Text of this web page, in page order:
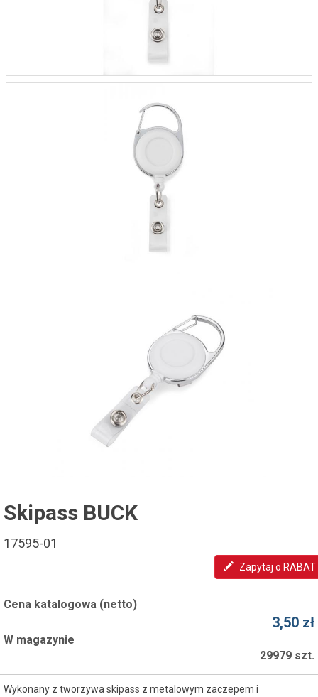
Skipass BUCK
17595-01
Zapytaj o RABAT
Cena katalogowa (netto)
3,50 zł
W magazynie
29979 szt.
Wykonany z tworzywa skipass z metalowym zaczepem i